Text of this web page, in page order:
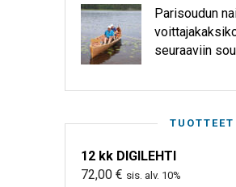
Parisoudun
seuraaviin
TUOTTEET
12 kk DIGILEHTI
72,00 € sis. alv. 10%